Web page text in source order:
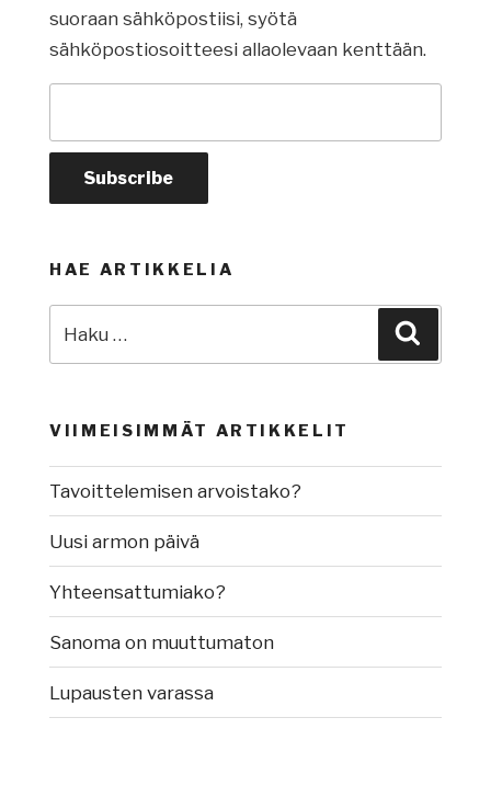
suoraan sähköpostiisi, syötä
sähköpostiosoitteesi allaolevaan kenttään.
HAE ARTIKKELIA
VIIMEISIMMÄT ARTIKKELIT
Tavoittelemisen arvoistako?
Uusi armon päivä
Yhteensattumiako?
Sanoma on muuttumaton
Lupausten varassa